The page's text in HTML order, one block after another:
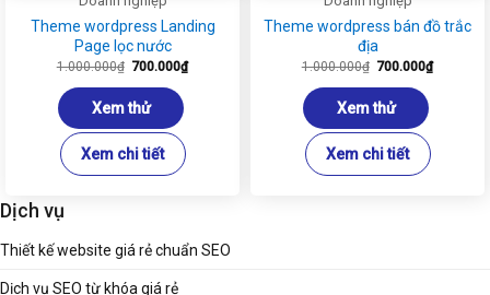
Theme wordpress Landing
Page lọc nước
1.000.000₫ Giá
là:
1.000.000₫.
700.000₫Giá
hiện
Xem thử
Xem chi tiết
Theme wordpress bán đồ trắc
địa
1.000.000₫ Giá
là:
1.000.000₫.
700.000₫Giá
hiện
Xem thử
Xem chi tiết
Dịch vụ
Thiết kế website giá rẻ chuẩn SEO
Dịch vụ SEO từ khóa giá rẻ